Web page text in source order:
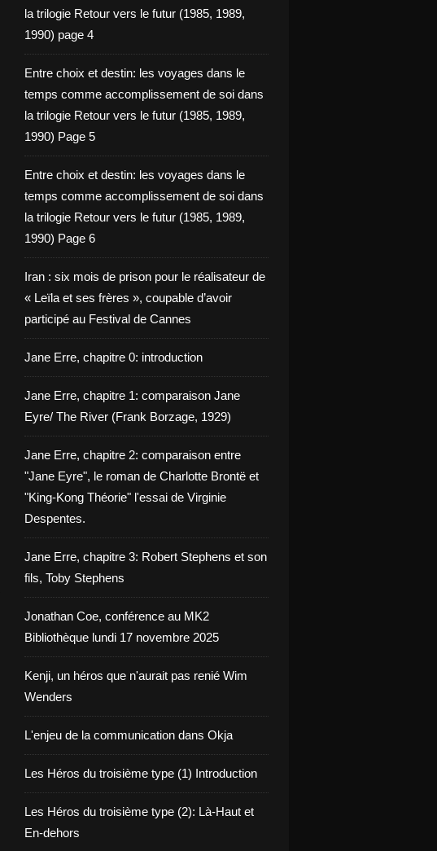
la trilogie Retour vers le futur (1985, 1989,
1990) page 4
Entre choix et destin: les voyages dans le
temps comme accomplissement de soi dans
la trilogie Retour vers le futur (1985, 1989,
1990) Page 5
Entre choix et destin: les voyages dans le
temps comme accomplissement de soi dans
la trilogie Retour vers le futur (1985, 1989,
1990) Page 6
Iran : six mois de prison pour le réalisateur de
« Leïla et ses frères », coupable d’avoir
participé au Festival de Cannes
Jane Erre, chapitre 0: introduction
Jane Erre, chapitre 1: comparaison Jane
Eyre/ The River (Frank Borzage, 1929)
Jane Erre, chapitre 2: comparaison entre
"Jane Eyre", le roman de Charlotte Brontë et
"King-Kong Théorie" l'essai de Virginie
Despentes.
Jane Erre, chapitre 3: Robert Stephens et son
fils, Toby Stephens
Jonathan Coe, conférence au MK2
Bibliothèque lundi 17 novembre 2025
Kenji, un héros que n'aurait pas renié Wim
Wenders
L'enjeu de la communication dans Okja
Les Héros du troisième type (1) Introduction
Les Héros du troisième type (2): Là-Haut et
En-dehors